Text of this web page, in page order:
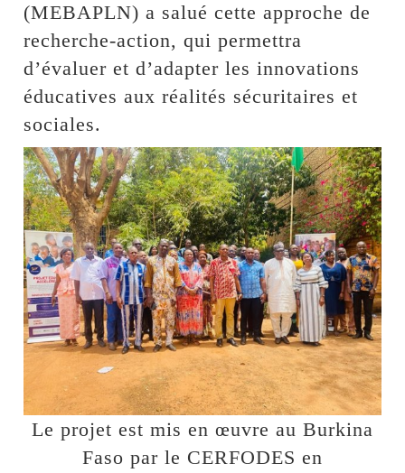
(MEBAPLN) a salué cette approche de
recherche-action, qui permettra
d’évaluer et d’adapter les innovations
éducatives aux réalités sécuritaires et
sociales.
Le projet est mis en œuvre au Burkina
Faso par le CERFODES en